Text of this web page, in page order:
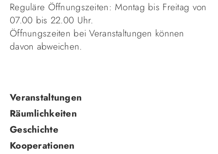
Reguläre Öffnungszeiten: Montag bis Freitag von
07.00 bis 22.00 Uhr.
Öffnungszeiten bei Veranstaltungen können
davon abweichen.
Navigation
überspringen
Veranstaltungen
Räumlichkeiten
Geschichte
Kooperationen